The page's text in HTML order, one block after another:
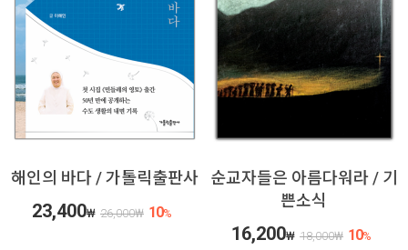
해인의 바다 / 가톨릭출판사
23,400₩ 26,000₩ 10%
순교자들은 아름다워라 / 기
쁜소식
16,200₩ 18,000₩ 10%